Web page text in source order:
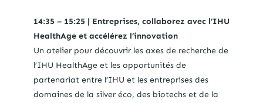
14:35 – 15:25 | Entreprises, collaborez avec l’IHU
HealthAge et accélérez l’innovation
Un atelier pour découvrir les axes de recherche de
l’IHU HealthAge et les opportunités de
partenariat entre l’IHU et les entreprises des
domaines de la silver éco, des biotechs et de la